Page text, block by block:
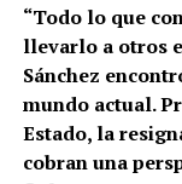
“Todo lo que
llevarlo a otros
Sánchez
mundo actual.
Estado, la
cobran una